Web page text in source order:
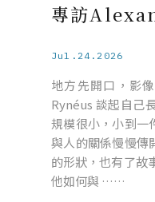
專訪
Jul.24.2026
地方先開口，影
Rynéus 談起自己
規模很小，小到一
與人的關係慢慢傳
的形狀，也有了故
他如何與 ……